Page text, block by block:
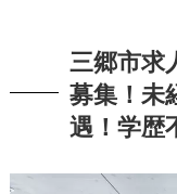
三郷市求
募集！未
遇！学歴